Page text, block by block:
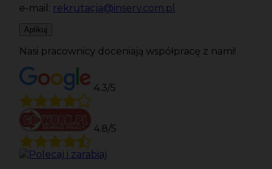
e-mail: rekrutacja@inserv.com.pl
Aplikuj
Nasi pracownicy doceniają współpracę z nami!
4.3/5
4.8/5